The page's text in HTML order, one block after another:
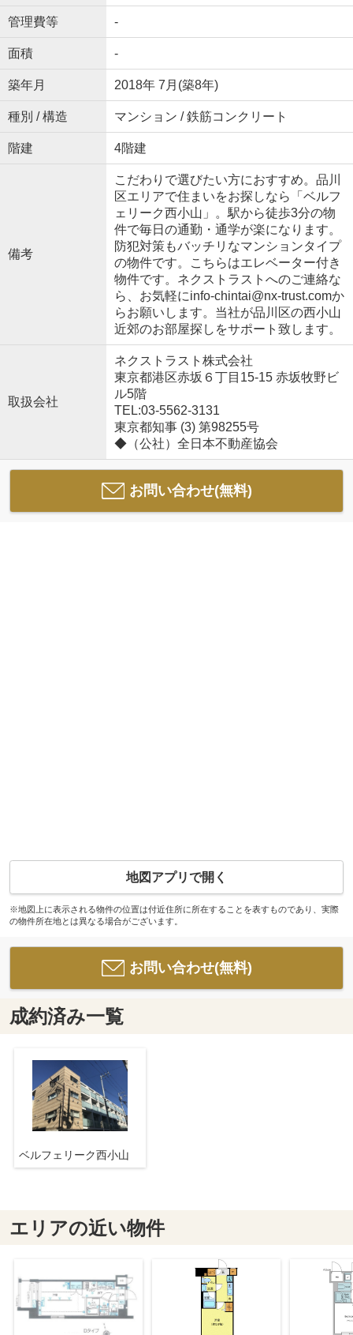
管理費等 -
面積 -
築年月 2018年 7月(築8年)
種別 / 構造 マンション / 鉄筋コンクリート
階建 4階建
備考
こだわりで選びたい方におすすめ。品川
区エリアで住まいをお探しなら「ベルフ
ェリーク西小山」。駅から徒歩3分の物
件で毎日の通勤・通学が楽になります。
防犯対策もバッチリなマンションタイプ
の物件です。こちらはエレベーター付き
物件です。ネクストラストへのご連絡な
ら、お気軽にinfo-chintai@nx-trust.comか
らお願いします。当社が品川区の西小山
近郊のお部屋探しをサポート致します。
取扱会社
ネクストラスト株式会社
東京都港区赤坂６丁目15-15 赤坂牧野ビ
ル5階
TEL:03-5562-3131
東京都知事 (3) 第98255号
◆（公社）全日本不動産協会
お問い合わせ(無料)
地図アプリで開く
※地図上に表示される物件の位置は付近住所に所在することを表すものであり、実際
の物件所在地とは異なる場合がございます。
お問い合わせ(無料)
成約済み一覧
ベルフェリーク西小山
エリアの近い物件